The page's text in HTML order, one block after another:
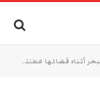
عطلتها الصيفية في جزر المالديف